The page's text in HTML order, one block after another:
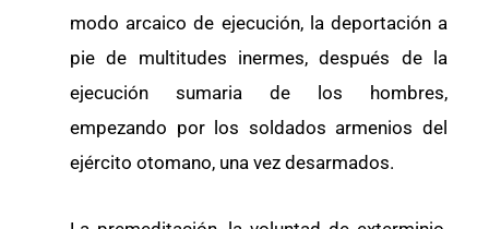
modo arcaico de ejecución, la deportación a
pie de multitudes inermes, después de la
ejecución sumaria de los hombres,
empezando por los soldados armenios del
ejército otomano, una vez desarmados.